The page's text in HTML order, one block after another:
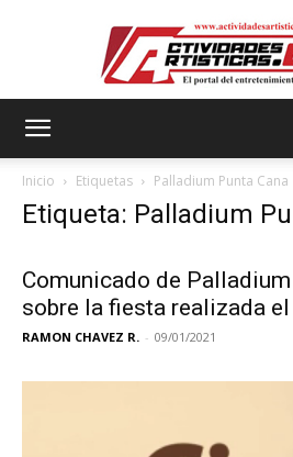
Inicio Etiquetas Palladium Punta Cana
Etiqueta: Palladium
Comunicado de
sobre la fiesta realizada el
RAMON CHAVEZ R. - 09/01/2021